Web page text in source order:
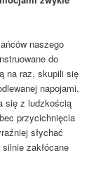
naszego
do
na raz, skupili się
napojami.
się z ludzkością
przycichnięcia
słychać
zakłócane